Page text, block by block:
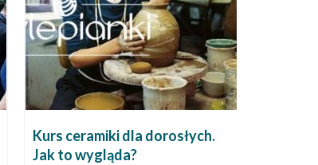
Kurs ceramiki dla dorosłych.
Jak to wygląda?